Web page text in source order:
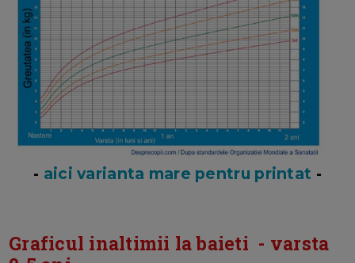
- aici varianta mare pentru printat -
Graficul inaltimii la baieti - varsta